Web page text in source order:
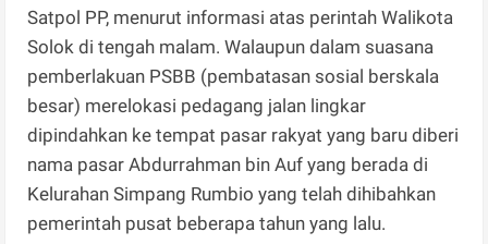
Satpol PP, menurut informasi atas perintah Walikota
Solok di tengah malam. Walaupun dalam suasana
pemberlakuan PSBB (pembatasan sosial berskala
besar) merelokasi pedagang jalan lingkar
dipindahkan ke tempat pasar rakyat yang baru diberi
nama pasar Abdurrahman bin Auf yang berada di
Kelurahan Simpang Rumbio yang telah dihibahkan
pemerintah pusat beberapa tahun yang lalu.